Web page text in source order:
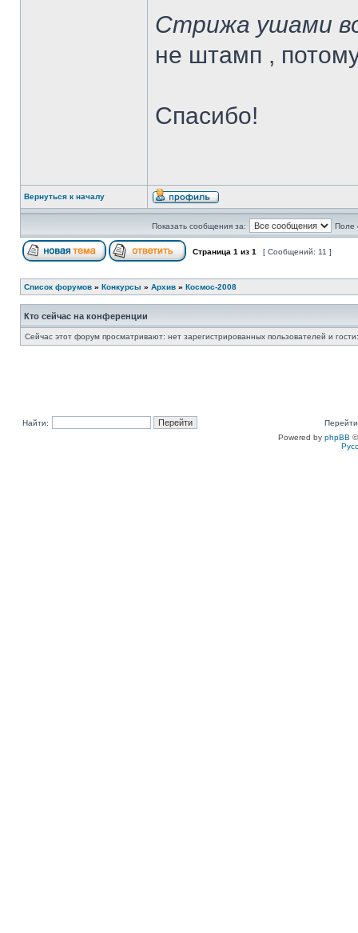
Стрижа ушами
не штамп ,
Спасибо!
Вернуться к началу
Показать сообщения за: Поле
Страница 1 из 1 [ Сообщений: 11 ]
Список форумов » Конкурсы » Архив » Космос-2008
Кто сейчас на конференции
Сейчас этот форум просматривают: нет зарегистрированных пользователей и
Найти:
Powered by phpBB